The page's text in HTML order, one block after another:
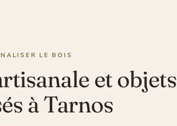
LE BOIS
et objets
à Tarnos